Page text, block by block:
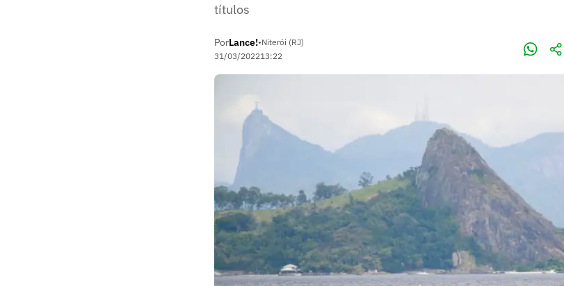
títulos
PorLance!•Niterói (RJ)
31/03/202213:22